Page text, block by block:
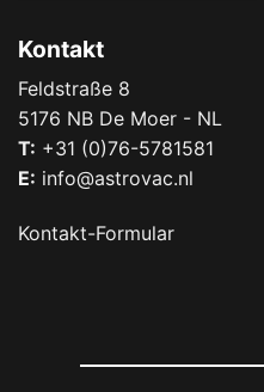
Kontakt
Feldstraße 8
5176 NB De Moer - NL
T: +31 (0)76-5781581
E: info@astrovac.nl
Kontakt-Formular